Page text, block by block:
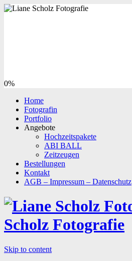
0%
Home
Fotografin
Portfolio
Angebote
Hochzeitspakete
ABI BALL
Zeitzeugen
Bestellungen
Kontakt
AGB – Impressum – Datenschutz
Scholz Fotografie
Skip to content